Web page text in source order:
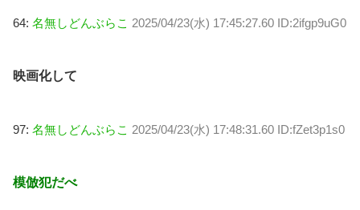
64: 名無しどんぶらこ 2025/04/23(水) 17:45:27.60 ID:2ifgp9uG0
映画化して
97: 名無しどんぶらこ 2025/04/23(水) 17:48:31.60 ID:fZet3p1s0
模倣犯だべ